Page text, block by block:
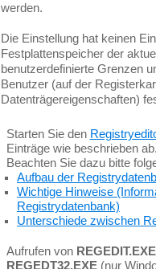
werden.
Die Einstellung hat keinen
Festplattenspeicher der
benutzerdefinierte Grenzen
Benutzer (auf der
Datenträgereigenschaften)
Starten Sie den
Einträge wie beschrieben
Beachten Sie dazu bitte
Aufbau der
Wichtige Hinweise
Registrydatenbank)
Unterschiede zwischen
Aufrufen von REGEDIT.EXE
REGEDT32.EXE(nur